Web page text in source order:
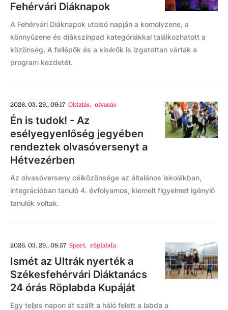
Fehérvári Diáknapok
A Fehérvári Diáknapok utolsó napján a komolyzene, a
könnyűzene és diákszínpad kategóriákkal találkozhatott a
közönség. A fellépők és a kísérők is izgatottan várták a
program kezdetét.
2026. 03. 29., 09:17 Oktatás, olvasás
Én is tudok! - Az
esélyegyenlőség jegyében
rendeztek olvasóversenyt a
Hétvezérben
Az olvasóverseny célközönsége az általános iskolákban,
integrációban tanuló 4. évfolyamos, kiemelt figyelmet igénylő
tanulók voltak.
2026. 03. 29., 08:57 Sport, röplabda
Ismét az Ultrák nyerték a
Székesfehérvári Diáktanács
24 órás Röplabda Kupáját
Egy teljes napon át szállt a háló felett a labda a